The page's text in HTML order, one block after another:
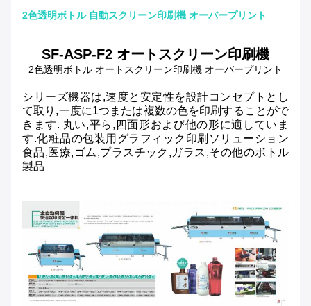
2色透明ボトル 自動スクリーン印刷機 オーバープリント
SF-ASP-F2 オートスクリーン印刷機
2色透明ボトル オートスクリーン印刷機 オーバープリント
シリーズ機器は,速度と安定性を設計コンセプトとし
て取り,一度に1つまたは複数の色を印刷することがで
きます. 丸い,平ら,四面形および他の形に適していま
す.化粧品の包装用グラフィック印刷ソリューション
食品,医療,ゴム,プラスチック,ガラス,その他のボトル
製品